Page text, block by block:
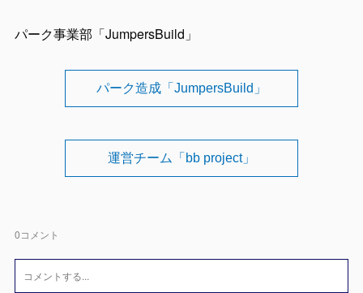
パーク事業部「JumpersBuild」
パーク造成「JumpersBuild」
運営チーム「bb project」
0コメント